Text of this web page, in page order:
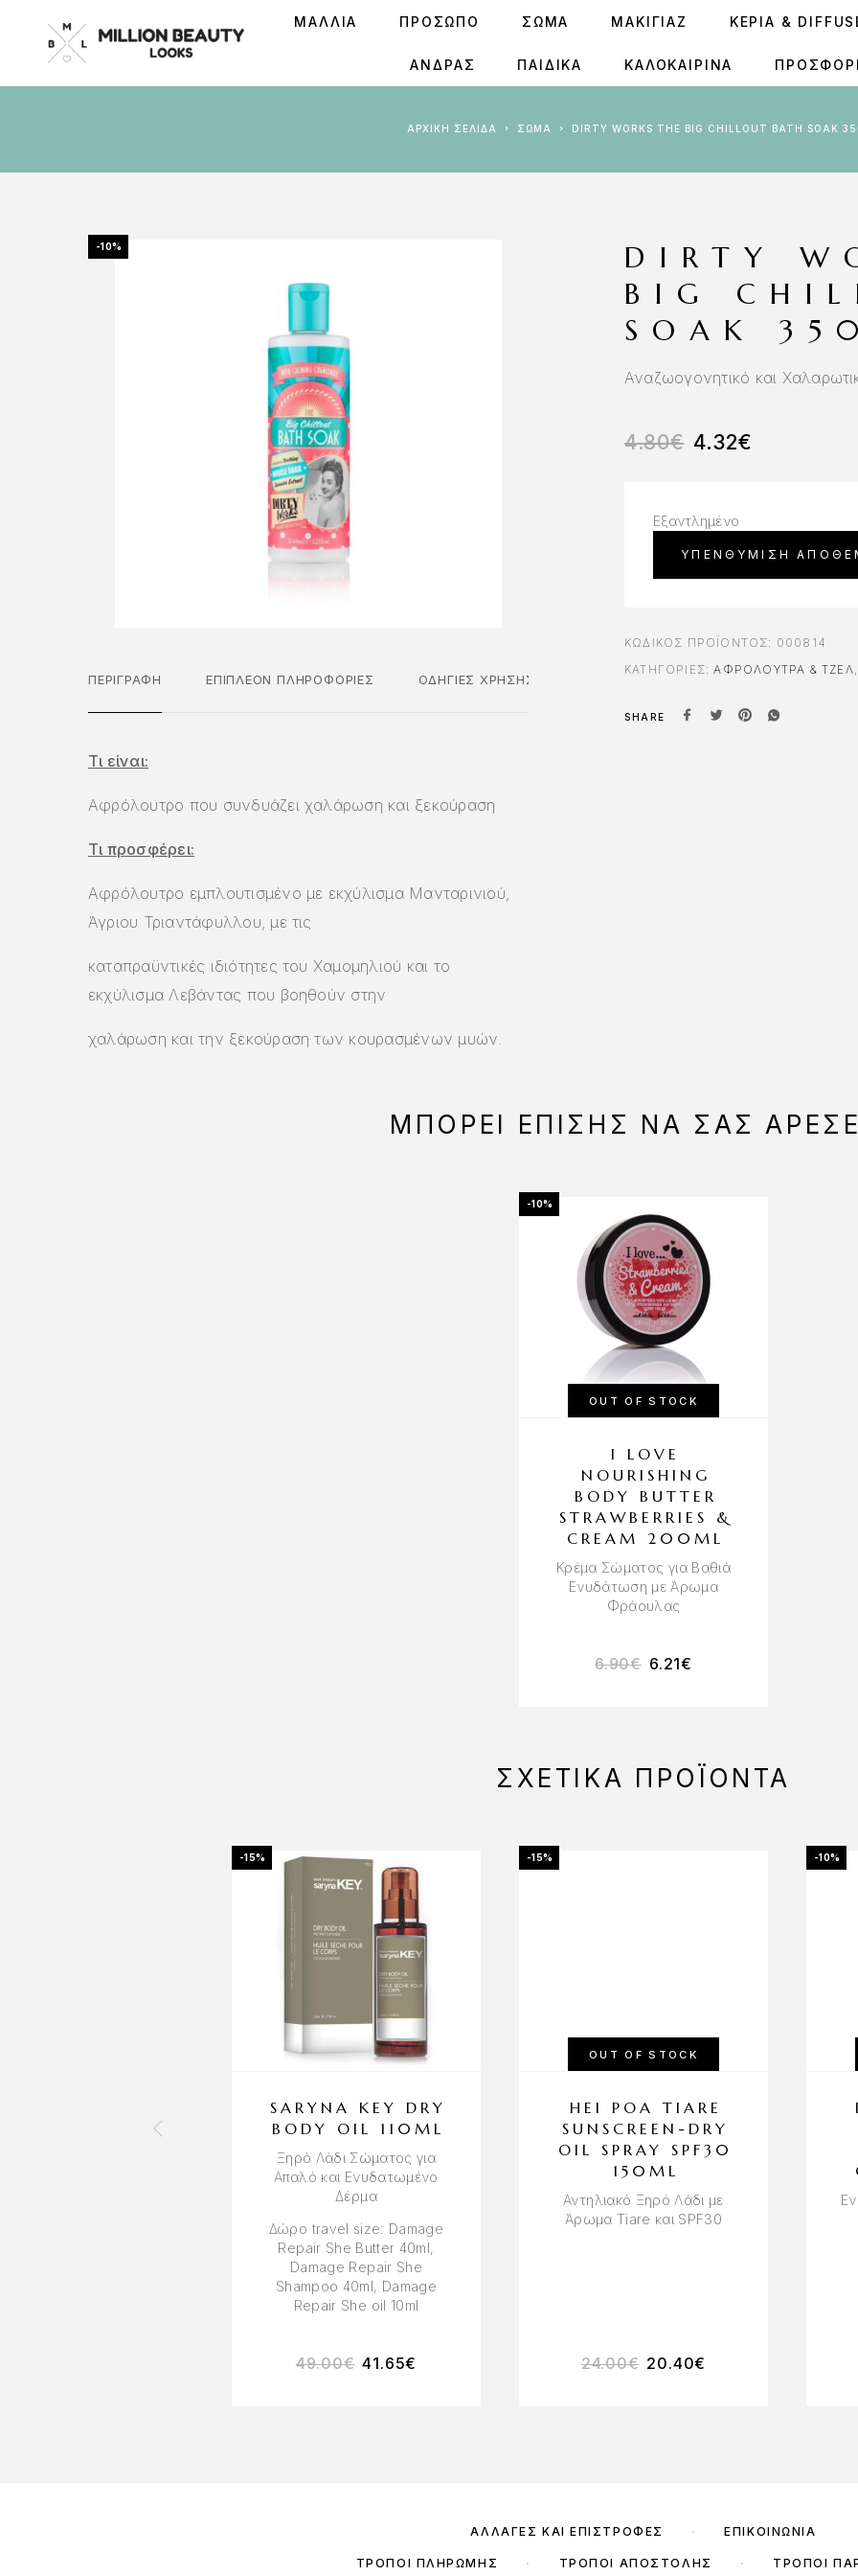
ΜΑΛΛΙΑ ΠΡΟΣΩΠΟ ΣΩΜΑ ΜΑΚΙΓΙΑΖ ΚΕΡΙΆ &
ΆΝΔΡΑΣ ΠΑΙΔΙΚΑ ΚΑΛΟΚΑΙΡΙΝΑ
ΑΡΧΙΚΉ ΣΕΛΊΔΑ ΣΩΜΑ DIRTY WORKS THE BIG CHILLOUT BATH SOAK
-10%
ΠΕΡΙΓΡΑΦΉ ΕΠΙΠΛΈΟΝ ΠΛΗΡΟΦΟΡΊΕΣ ΟΔΗΓΊΕΣ ΧΡΉΣΗΣ
Τι είναι:
Αφρόλουτρο που συνδυάζει χαλάρωση και ξεκούραση
Τι προσφέρει:
Αφρόλουτρο εμπλουτισμένο με εκχύλισμα Μανταρινιού,
Άγριου Τριαντάφυλλου, με τις
καταπραϋντικές ιδιότητες του Χαμομηλιού και το
εκχύλισμα Λεβάντας που βοηθούν στην
χαλάρωση και την ξεκούραση των κουρασμένων μυών.
DIRTY
BIG
SOAK
Αναζωογονητικό και
4.80€ 4.32€
Εξαντλημένο
ΚΩΔΙΚΌΣ ΠΡΟΪΌΝΤΟΣ: 000814
ΚΑΤΗΓΟΡΊΕΣ:ΑΦΡΌΛΟΥΤΡΑ & ΤΖΈΛ
SHARE
ΜΠΟΡΕΊ ΕΠΊΣΗΣ ΝΑ ΣΑΣ
-10%
OUT OF STOCK
I LOVE
NOURISHING
BODY BUTTER
STRAWBERRIES &
CREAM 200ML
Κρέμα Σώματος για Βαθιά
Ενυδάτωση με Άρωμα
Φράουλας
6.90€ 6.21€
ΣΧΕΤΙΚΆ ΠΡΟΪΌΝΤΑ
-15%
SARYNA KEY DRY
BODY OIL 110ML
Ξηρό Λάδι Σώματος για
Απαλό και Ενυδατωμένο
Δέρμα
Δώρο travel size: Damage
Repair She Butter 40ml,
Damage Repair She
Shampoo 40ml, Damage
Repair She oil 10ml
49.00€ 41.65€
-15%
OUT OF STOCK
HEI POA TIARE
SUNSCREEN-DRY
OIL SPRAY SPF30
150ML
Αντηλιακό Ξηρό Λάδι με
Άρωμα Tiare και SPF30
24.00€ 20.40€
-10%
ΑΛΛΑΓΈΣ ΚΑΙ ΕΠΙΣΤΡΟΦΈΣ ΕΠΙΚΟΙΝΩΝΊΑ
ΤΡΌΠΟΙ ΠΛΗΡΩΜΉΣ ΤΡΌΠΟΙ ΑΠΟΣΤΟΛΉΣ ΤΡΌΠΟΙ